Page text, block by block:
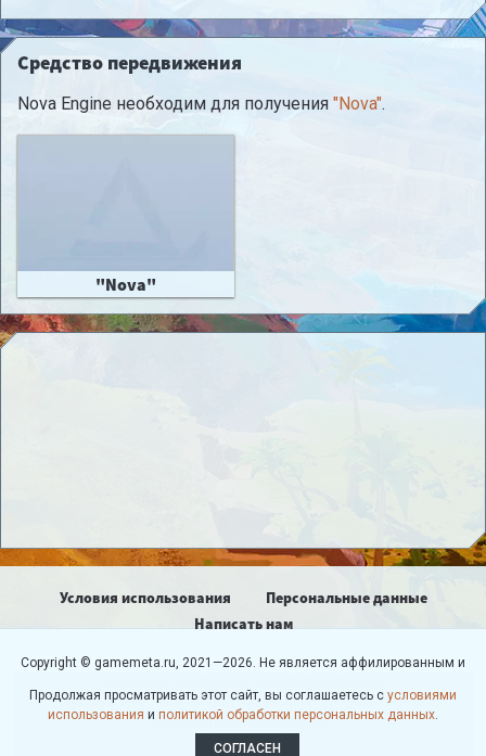
Средство передвижения
Nova Engine необходим для получения "Nova".
"Nova"
Условия использования
Персональные данные
Написать нам
Copyright © gamemeta.ru, 2021—2026. Не является аффилированным и
Использование любых материалов сайта без согласования с
администрацией запрещено.
Продолжая просматривать этот сайт, вы соглашаетесь с условиями
использования и политикой обработки персональных данных.
СОГЛАСЕН